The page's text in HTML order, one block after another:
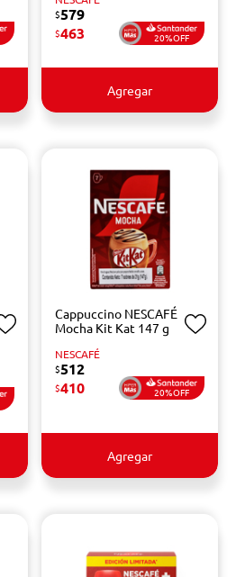
$579
$463 20%OFF
Agregar
Cappuccino NESCAFÉ
Mocha Kit Kat 147 g
NESCAFÉ
$512
$410 20%OFF
Agregar